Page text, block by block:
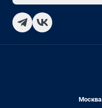
Москва